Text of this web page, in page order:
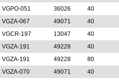
VGPO-051 36026 40
VGZA-067 49071 40
VGCR-197 13047 40
VGZA-191 49228 40
VGZA-191 49228 80
VGZA-070 49071 40